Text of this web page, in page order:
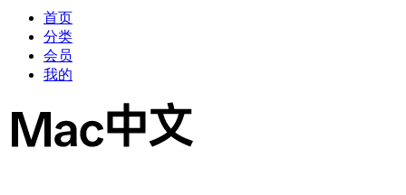
首页
分类
会员
我的